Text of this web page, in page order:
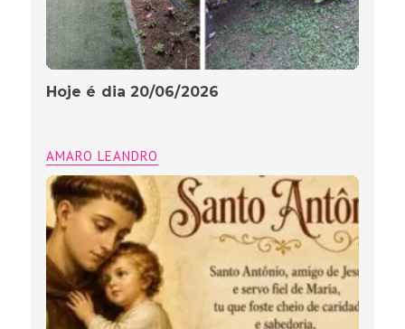
Hoje é dia 20/06/2026
AMARO LEANDRO